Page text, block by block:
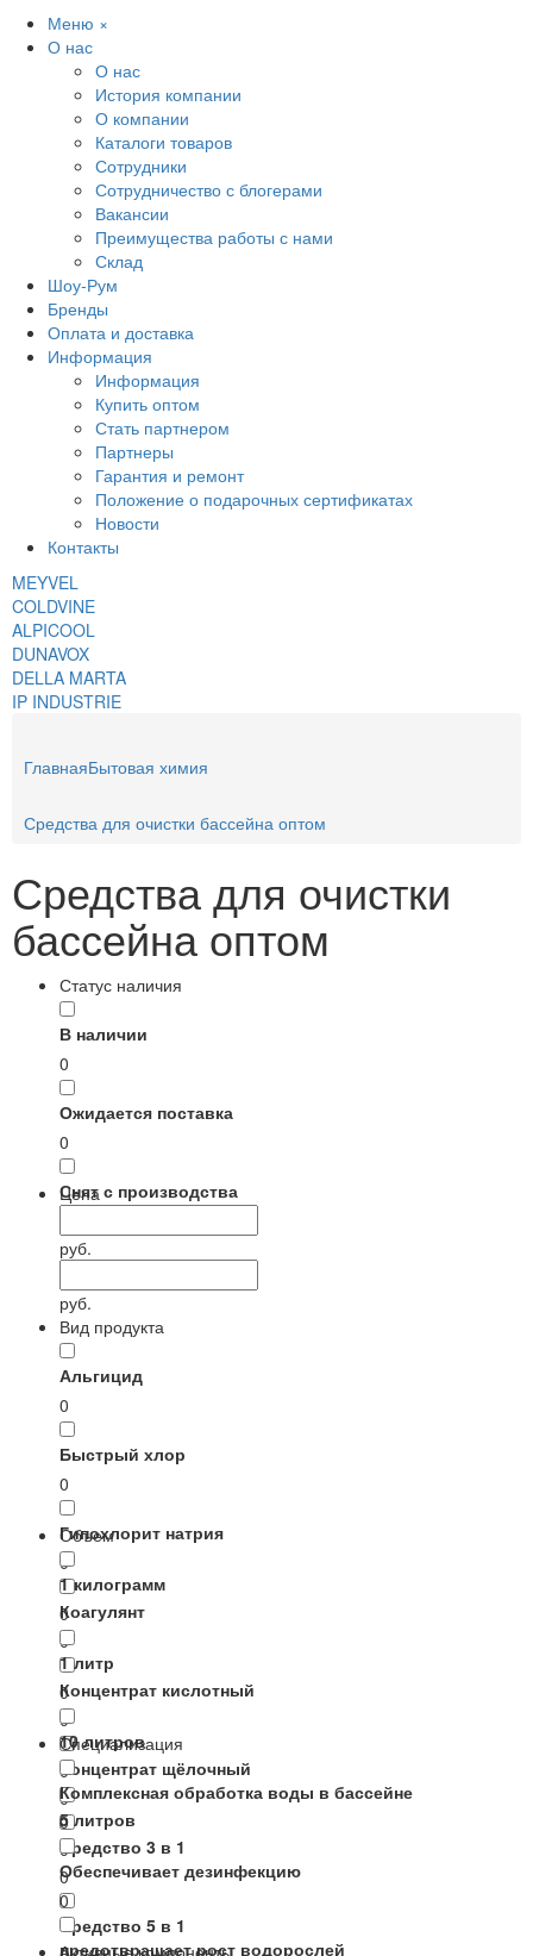
Меню ×
О нас
О нас
История компании
О компании
Каталоги товаров
Сотрудники
Сотрудничество с блогерами
Вакансии
Преимущества работы с нами
Склад
Шоу-Рум
Бренды
Оплата и доставка
Информация
Информация
Купить оптом
Стать партнером
Партнеры
Гарантия и ремонт
Положение о подарочных сертификатах
Новости
Контакты
MEYVEL
COLDVINE
ALPICOOL
DUNAVOX
DELLA MARTA
IP INDUSTRIE
ГлавнаяБытовая химия
Средства для очистки бассейна оптом
Средства для очистки
бассейна оптом
Статус наличия
В наличии
0
Ожидается поставка
0
Снят с производства
Цена
руб.
руб.
Вид продукта
Альгицид
0
Быстрый хлор
0
Гипохлорит натрия
0
Коагулянт
0
Концентрат кислотный
0
Концентрат щёлочный
0
Средство 3 в 1
0
Средство 5 в 1
Объем
1 килограмм
0
1 литр
0
10 литров
0
5 литров
0
Специализация
Комплексная обработка воды в бассейне
0
Обеспечивает дезинфекцию
0
предотвращает рост водорослей
Активные компоненты